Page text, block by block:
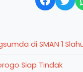
di SMAN 1
Siap Tindak